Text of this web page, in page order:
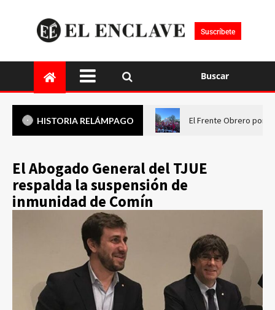
Suscríbete
Buscar
HISTORIA RELÁMPAGO El Frente Obrero pone
El Abogado General del TJUE
respalda la suspensión de
inmunidad de Comín